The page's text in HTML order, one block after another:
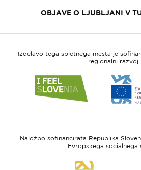
OBJAVE O LJUBLJANI V
Izdelavo tega spletnega mesta je
regionalni razvoj.
do
spletne
Slovenia
Naložbo sofinancirata Republika
Evropskega socialnega